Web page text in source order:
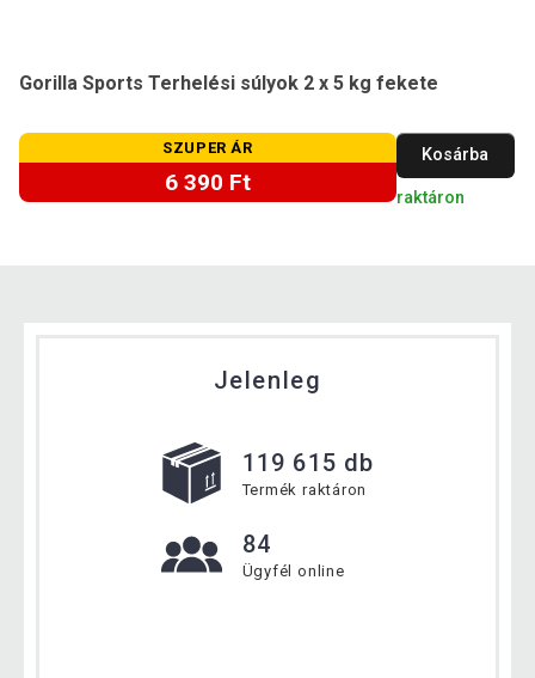
Gorilla Sports Terhelési súlyok 2 x 5 kg fekete
SZUPER ÁR
6 390 Ft
Kosárba
raktáron
Jelenleg
119 615 db
Termék raktáron
84
Ügyfél online